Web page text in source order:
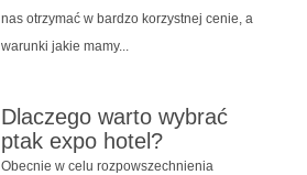
nas otrzymać w bardzo korzystnej cenie, a
warunki jakie mamy...
Dlaczego warto wybrać
ptak expo hotel?
Obecnie w celu rozpowszechnienia